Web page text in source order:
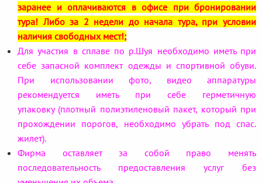
заранее и оплачиваются в офисе при бронировании
тура! Либо за 2 недели до начала тура, при условии
наличия свободных мест!;
Для участия в сплаве по р.Шуя необходимо иметь при
себе запасной комплект одежды и спортивной обуви.
При использовании фото, видео аппаратуры
рекомендуется иметь при себе герметичную
упаковку (плотный полиэтиленовый пакет, который при
прохождении порогов, необходимо убрать под спас.
жилет).
Фирма оставляет за собой право менять
последовательность предоставления услуг без